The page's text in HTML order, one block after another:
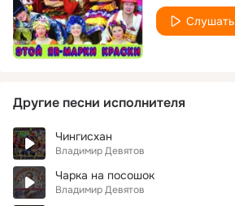
Слушать
Другие песни исполнителя
Чингисхан
Владимир Девятов
Чарка на посошок
Владимир Девятов